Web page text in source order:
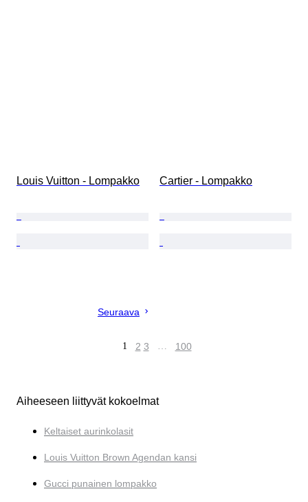
Louis Vuitton - Lompakko Cartier - Lompakko
Seuraava
1 2 3 … 100
Aiheeseen liittyvät kokoelmat
Keltaiset aurinkolasit
Louis Vuitton Brown Agendan kansi
Gucci punainen lompakko